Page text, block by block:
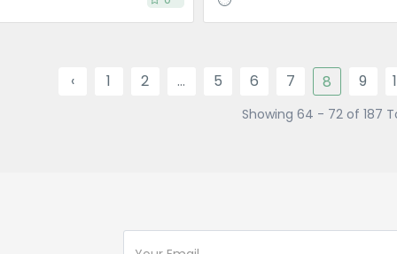
‹ 1 2 ... 5 6 7 8 9
Showing 64 - 72 of 187